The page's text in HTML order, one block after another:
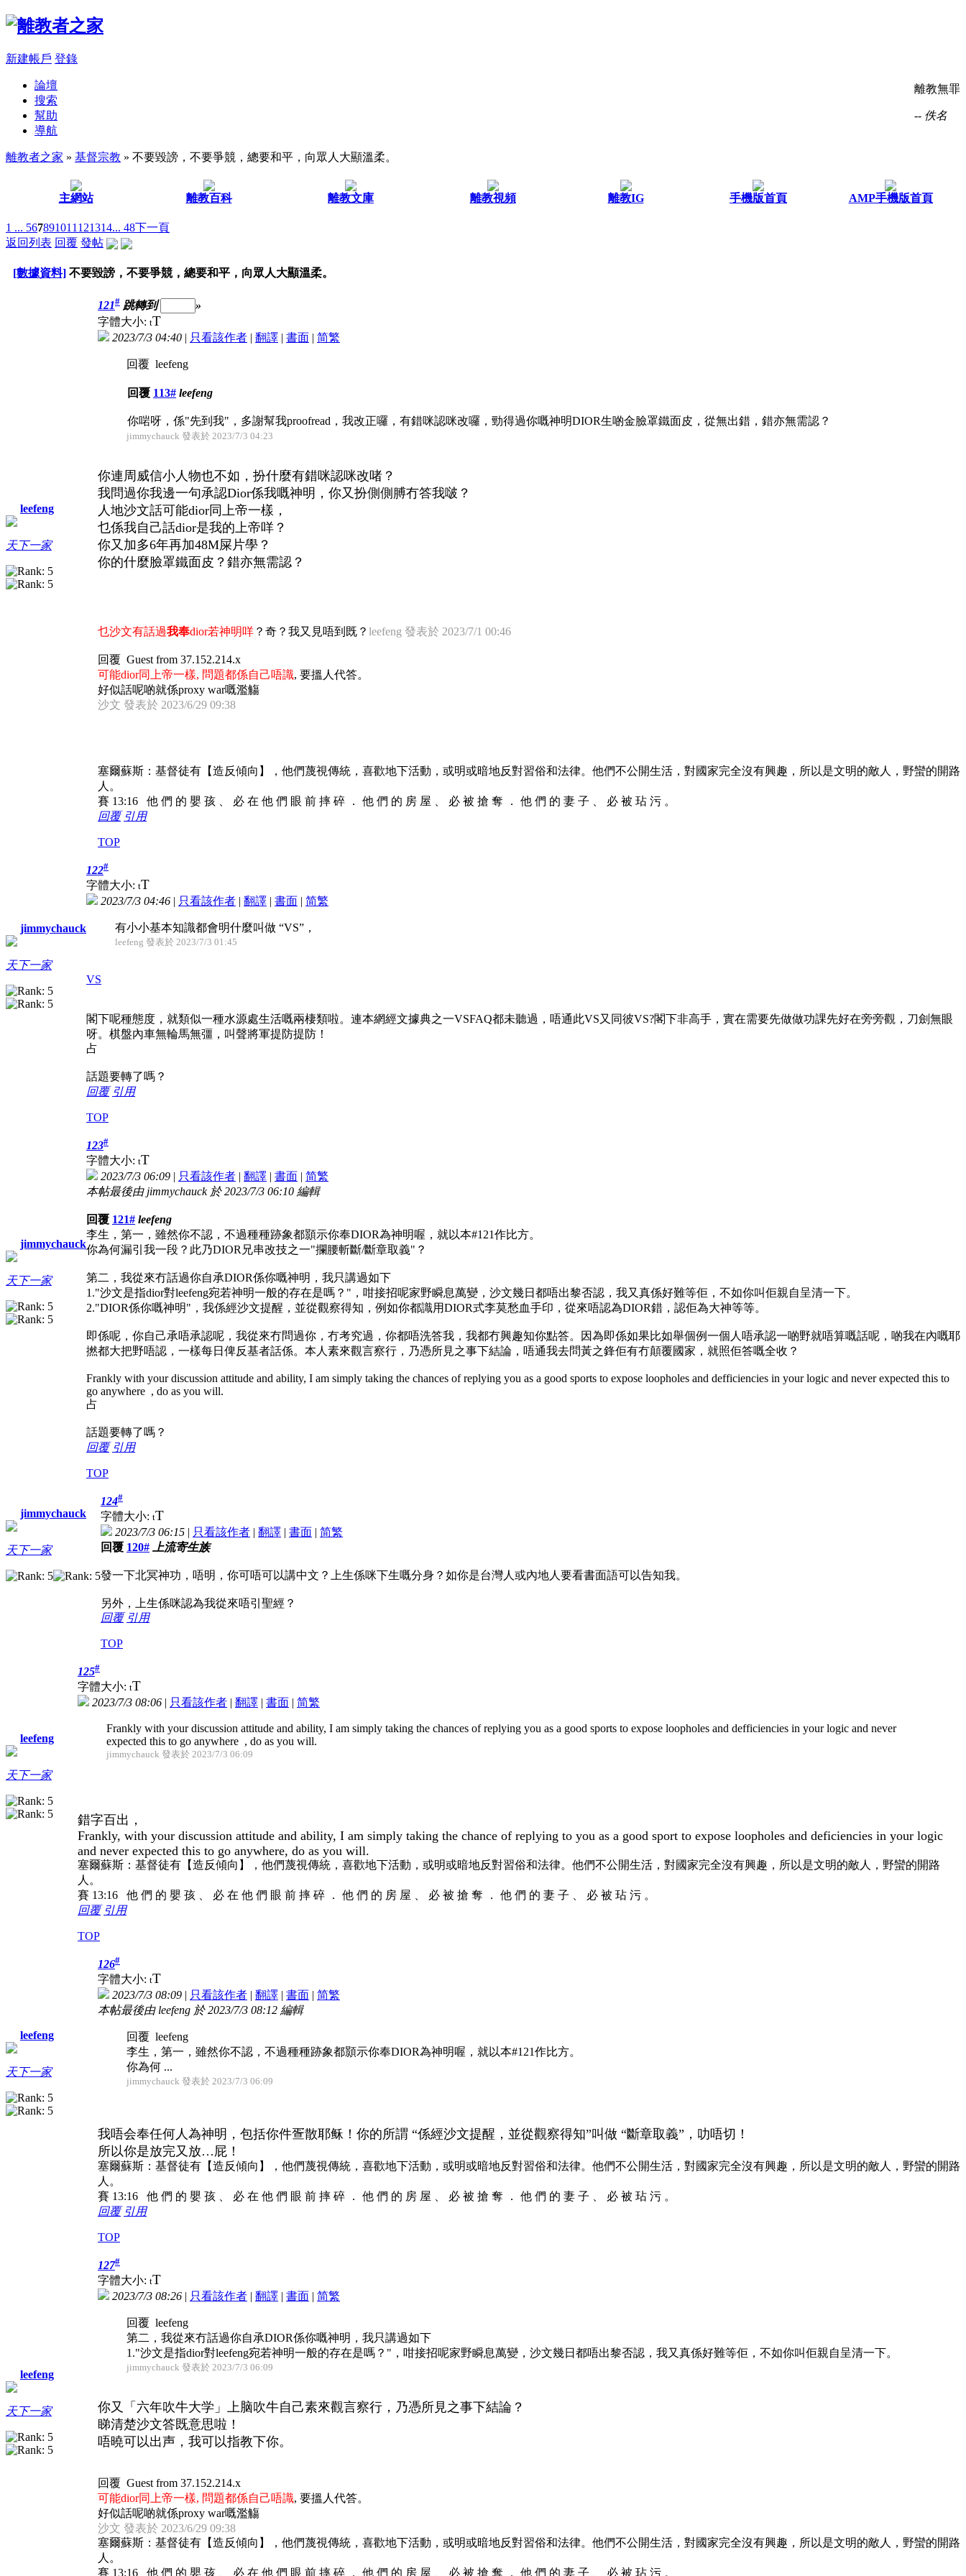
新建帳戶 登錄
離教無罪
-- 佚名
論壇
搜索
幫助
導航
離教者之家 » 基督宗教 » 不要毀謗，不要爭競，總要和平，向眾人大顯溫柔。
主網站 離教百科 離教文庫 離教視頻 離教IG 手機版首頁 AMP手機版首頁
1 ... 567891011 121314... 48下一頁
返回列表 回覆 發帖
[數據資料] 不要毀謗，不要爭競，總要和平，向眾人大顯溫柔。
leefeng
天下一家
121# 跳轉到
»
字體大小: tT
2023/7/3 04:40 | 只看該作者 | 翻譯 | 書面 | 简繁
回覆 leefeng
回覆 113# leefeng
你啱呀，係"先到我"，多謝幫我proofread，我改正囉，有錯咪認咪改囉，勁得過你嘅神明DIOR生啲金臉罩鐵面皮，從無出錯，錯亦無需認？
jimmychauck 發表於 2023/7/3 04:23
你連周威信小人物也不如，扮什麼有錯咪認咪改啫？
我問過你我邊一句承認Dior係我嘅神明，你又扮側側膊冇答我啵？
人地沙文話可能dior同上帝一樣，
乜係我自己話dior是我的上帝咩？
你又加多6年再加48M屎片學？
你的什麼臉罩鐵面皮？錯亦無需認？
乜沙文有話過我奉dior若神明咩 ？奇？我又見唔到既？ leefeng 發表於 2023/7/1 00:46
回覆 Guest from 37.152.214.x
可能dior同上帝一樣, 問題都係自己唔識, 要搵人代答。
好似話呢啲就係proxy war嘅濫觴
沙文 發表於 2023/6/29 09:38
塞爾蘇斯：基督徒有【造反傾向】，他們蔑視傳統，喜歡地下活動，或明或暗地反對習俗和法律。他們不公開生活，對國家完全沒有興趣，所以是文明的敵人，野蠻的開路
人。
賽 13:16 他 們 的 嬰 孩 、 必 在 他 們 眼 前 摔 碎 ． 他 們 的 房 屋 、 必 被 搶 奪 ． 他 們 的 妻 子 、 必 被 玷 污 。
回覆 引用
TOP
jimmychauck
天下一家
122#
字體大小: tT
2023/7/3 04:46 | 只看該作者 | 翻譯 | 書面 | 简繁
有小小基本知識都會明什麼叫做 “VS”，
leefeng 發表於 2023/7/3 01:45
VS
閣下呢種態度，就類似一種水源處生活嘅兩棲類啦。連本網經文據典之一VSFAQ都未聽過，唔通此VS又同彼VS?閣下非高手，實在需要先做做功課先好在旁旁觀，刀劍無眼
呀。棋盤內車無輪馬無彊，叫聲將軍提防提防！
占
話題要轉了嗎？
回覆 引用
TOP
jimmychauck
天下一家
123#
字體大小: tT
2023/7/3 06:09 | 只看該作者 | 翻譯 | 書面 | 简繁
本帖最後由 jimmychauck 於 2023/7/3 06:10 編輯
回覆 121# leefeng
李生，第一，雖然你不認，不過種種跡象都顥示你奉DIOR為神明喔，就以本#121作比方。
你為何漏引我一段？此乃DIOR兄串改技之一"攔腰斬斷/斷章取義"？
第二，我從來冇話過你自承DIOR係你嘅神明，我只講過如下
1."沙文是指dior對leefeng宛若神明一般的存在是嗎？"，咁接招呢家野瞬息萬變，沙文幾日都唔出黎否認，我又真係好難等佢，不如你叫佢親自呈清一下。
2."DIOR係你嘅神明"，我係經沙文提醒，並從觀察得知，例如你都識用DIOR式李莫愁血手印，從來唔認為DIOR錯，認佢為大神等等。
即係呢，你自己承唔承認呢，我從來冇問過你，冇考究過，你都唔洗答我，我都冇興趣知你點答。因為即係如果比如舉個例一個人唔承認一啲野就唔算嘅話呢，啲我在內嘅耶
撚都大把野唔認，一樣每日俾反基者話係。本人素來觀言察行，乃憑所見之事下結論，唔通我去問黃之鋒佢有冇顛覆國家，就照佢答嘅全收？
Frankly with your discussion attitude and ability, I am simply taking the chances of replying you as a good sports to expose loopholes and defficiencies in your logic and never expected this to
go anywhere , do as you will.
占
話題要轉了嗎？
回覆 引用
TOP
jimmychauck
天下一家
124#
字體大小: tT
2023/7/3 06:15 | 只看該作者 | 翻譯 | 書面 | 简繁
回覆 120# 上流寄生族
發一下北冥神功，唔明，你可唔可以講中文？上生係咪下生嘅分身？如你是台灣人或內地人要看書面語可以告知我。
另外，上生係咪認為我從來唔引聖經？
回覆 引用
TOP
leefeng
天下一家
125#
字體大小: tT
2023/7/3 08:06 | 只看該作者 | 翻譯 | 書面 | 简繁
Frankly with your discussion attitude and ability, I am simply taking the chances of replying you as a good sports to expose loopholes and defficiencies in your logic and never
expected this to go anywhere , do as you will.
jimmychauck 發表於 2023/7/3 06:09
錯字百出，
Frankly, with your discussion attitude and ability, I am simply taking the chance of replying to you as a good sport to expose loopholes and deficiencies in your logic
and never expected this to go anywhere, do as you will.
塞爾蘇斯：基督徒有【造反傾向】，他們蔑視傳統，喜歡地下活動，或明或暗地反對習俗和法律。他們不公開生活，對國家完全沒有興趣，所以是文明的敵人，野蠻的開路
人。
賽 13:16 他 們 的 嬰 孩 、 必 在 他 們 眼 前 摔 碎 ． 他 們 的 房 屋 、 必 被 搶 奪 ． 他 們 的 妻 子 、 必 被 玷 污 。
回覆 引用
TOP
leefeng
天下一家
126#
字體大小: tT
2023/7/3 08:09 | 只看該作者 | 翻譯 | 書面 | 简繁
本帖最後由 leefeng 於 2023/7/3 08:12 編輯
回覆 leefeng
李生，第一，雖然你不認，不過種種跡象都顥示你奉DIOR為神明喔，就以本#121作比方。
你為何 ...
jimmychauck 發表於 2023/7/3 06:09
我唔会奉任何人為神明，包括你件疍散耶稣！ 你的所謂 “係經沙文提醒，並從觀察得知”叫做 “斷章取義”，叻唔切！
所以你是放完又放…屁！
塞爾蘇斯：基督徒有【造反傾向】，他們蔑視傳統，喜歡地下活動，或明或暗地反對習俗和法律。他們不公開生活，對國家完全沒有興趣，所以是文明的敵人，野蠻的開路
人。
賽 13:16 他 們 的 嬰 孩 、 必 在 他 們 眼 前 摔 碎 ． 他 們 的 房 屋 、 必 被 搶 奪 ． 他 們 的 妻 子 、 必 被 玷 污 。
回覆 引用
TOP
leefeng
天下一家
127#
字體大小: tT
2023/7/3 08:26 | 只看該作者 | 翻譯 | 書面 | 简繁
回覆 leefeng
第二，我從來冇話過你自承DIOR係你嘅神明，我只講過如下
1."沙文是指dior對leefeng宛若神明一般的存在是嗎？"，咁接招呢家野瞬息萬變，沙文幾日都唔出黎否認，我又真係好難等佢，不如你叫佢親自呈清一下。
jimmychauck 發表於 2023/7/3 06:09
你又「六年吹牛大学」上脑吹牛自己素來觀言察行，乃憑所見之事下結論？
睇清楚沙文答既意思啦！
唔曉可以出声，我可以指教下你。
回覆 Guest from 37.152.214.x
可能dior同上帝一樣, 問題都係自己唔識, 要搵人代答。
好似話呢啲就係proxy war嘅濫觴
沙文 發表於 2023/6/29 09:38
塞爾蘇斯：基督徒有【造反傾向】，他們蔑視傳統，喜歡地下活動，或明或暗地反對習俗和法律。他們不公開生活，對國家完全沒有興趣，所以是文明的敵人，野蠻的開路
人。
賽 13:16 他 們 的 嬰 孩 、 必 在 他 們 眼 前 摔 碎 ． 他 們 的 房 屋 、 必 被 搶 奪 ． 他 們 的 妻 子 、 必 被 玷 污 。